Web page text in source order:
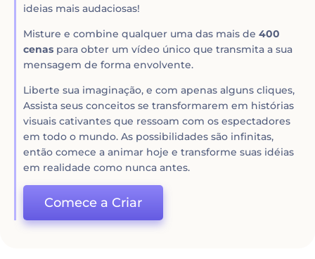
ideias mais audaciosas!
Misture e combine qualquer uma das mais de400
cenas para obter um vídeo único que transmita a sua
mensagem de forma envolvente.
Liberte sua imaginação, e com apenas alguns cliques,
Assista seus conceitos se transformarem em histórias
visuais cativantes que ressoam com os espectadores
em todo o mundo. As possibilidades são infinitas,
então comece a animar hoje e transforme suas idéias
em realidade como nunca antes.
Comece a Criar